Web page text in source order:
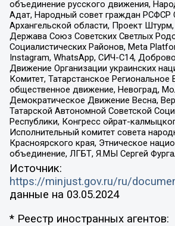
объединение русского движения,
Адат, Народный совет граждан РСФСР
Архангельской области, Проект
Держава Союз Советских Светлых
Социалистических Районов, Meta
Instagram, WhatsApp, СИЧ-С14,
Движение Организации украинских
Комитет, Татарстанское Региональное
общественное движение, Невоград,
Демократическое Движение Весна,
Татарской Автономной Советской
Республики, Конгресс ойрат-
Исполнительный комитет совета
Красноярского края, Этническое
объединение, ЛГБТ, Я.МЫ Сергей
Источник:
https://minjust.gov.ru/ru/
данные на 03.05.2024
* Реестр иностранных агентов: